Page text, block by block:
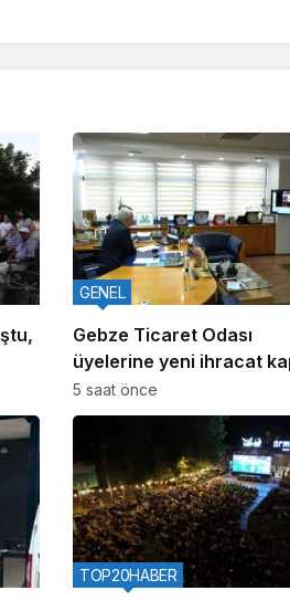
Gebze Ticaret Odası
üyelerine yeni ihracat
aralıyor
GENEL
5 saat önce
TOP20HABER